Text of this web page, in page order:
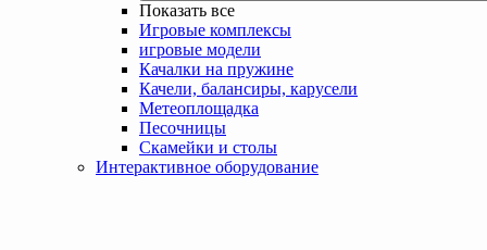
Показать все
Игровые комплексы
игровые модели
Качалки на пружине
Качели, балансиры, карусели
Метеоплощадка
Песочницы
Скамейки и столы
Интерактивное оборудование